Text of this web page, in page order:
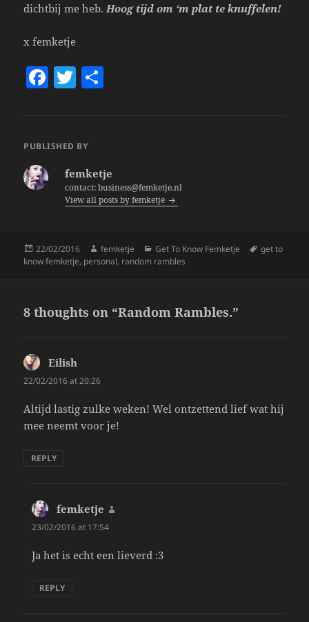
dichtbij me heb.Hoog tijd om ‘m plat te knuffelen!
x femketje
F
e
T
er
PUBLISHED BY
femketje
contact: business@femketje.nl
View all posts by femketje
Posted
on
22/02/2016 Author
femketje Categories
Get To Know Femketje Tags
get to
know femketje, personal, random rambles
8 thoughts on “Random Rambles.”
Eilish
22/02/2016 at 20:26
Altijd lastig zulke weken! Wel ontzettend lief wat hij
mee neemt voor je!
REPLY
femketje
23/02/2016 at 17:54
Ja het is echt een lieverd :3
REPLY